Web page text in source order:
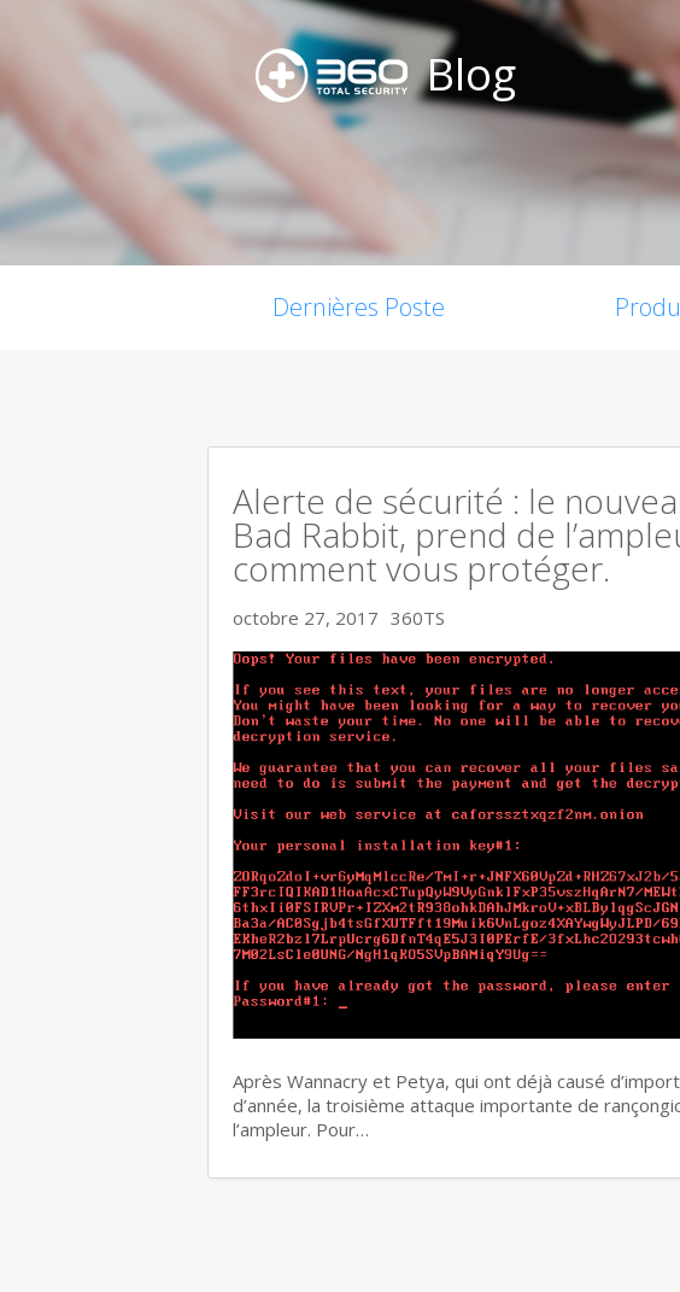
Blog
Dernières Poste
Alerte de sécurité : le
Bad Rabbit, prend de
comment vous protéger.
octobre 27, 2017 360TS
Après Wannacry et Petya, qui ont déjà causé
d’année, la troisième attaque importante de
l’ampleur. Pour…